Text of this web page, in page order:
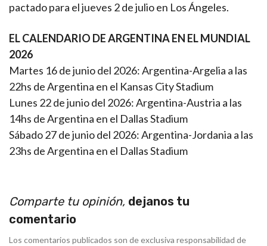
pactado para el jueves 2 de julio en Los Ángeles.
EL CALENDARIO DE ARGENTINA EN EL MUNDIAL
2026
Martes 16 de junio del 2026: Argentina-Argelia a las
22hs de Argentina en el Kansas City Stadium
Lunes 22 de junio del 2026: Argentina-Austria a las
14hs de Argentina en el Dallas Stadium
Sábado 27 de junio del 2026: Argentina-Jordania a las
23hs de Argentina en el Dallas Stadium
Comparte tu opinión, dejanos tu
comentario
Los comentarios publicados son de exclusiva responsabilidad de